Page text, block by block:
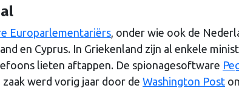
Europarlementariërs , onder wie ook de
en Cyprus. In Griekenland zijn al enkele
lieten aftappen. De spionagesoftware
zaak werd vorig jaar door de Washington Post